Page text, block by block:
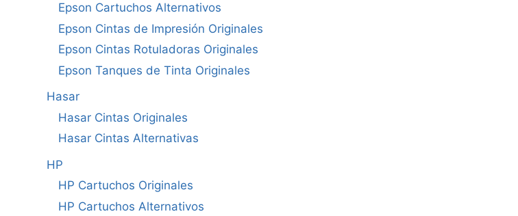
Epson Cartuchos Alternativos
Epson Cintas de Impresión Originales
Epson Cintas Rotuladoras Originales
Epson Tanques de Tinta Originales
Hasar
Hasar Cintas Originales
Hasar Cintas Alternativas
HP
HP Cartuchos Originales
HP Cartuchos Alternativos